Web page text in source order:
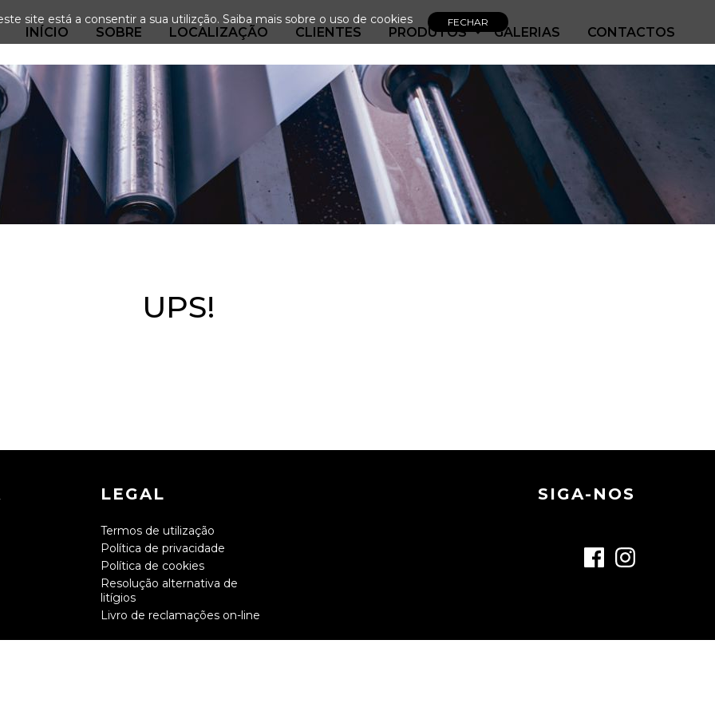
INÍCIO SOBRE LOCALIZAÇÃO CLIENTES PRODUTOS GALERIAS CONTACTOS
UPS!
LEGAL
Termos de utilização
Política de privacidade
Política de cookies
Resolução alternativa de
litígios
Livro de reclamações on-line
SIGA-NOS
site está a consentir a sua utilizção. Saiba mais sobre o uso de cookies